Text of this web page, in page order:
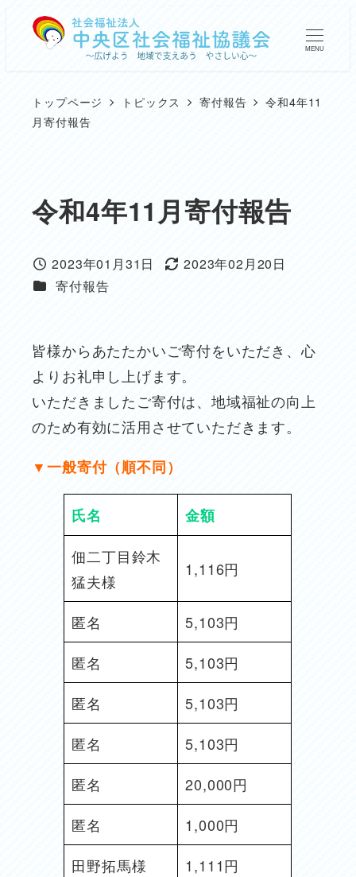
MENU
トップページ トピックス 寄付報告
令和4年11
月寄付報告
令和4年11月寄付報告
投稿日
2023年01月31日
更新日
2023年02月20日
カテゴリー
寄付報告
皆様からあたたかいご寄付をいただき、心
よりお礼申し上げます。
いただきましたご寄付は、地域福祉の向上
のため有効に活用させていただきます。
▼一般寄付（順不同）
氏名
金額
佃二丁目鈴木
猛夫様
1,116円
匿名
5,103円
匿名
5,103円
匿名
5,103円
匿名
5,103円
匿名
20,000円
匿名
1,000円
田野拓馬様
1,111円